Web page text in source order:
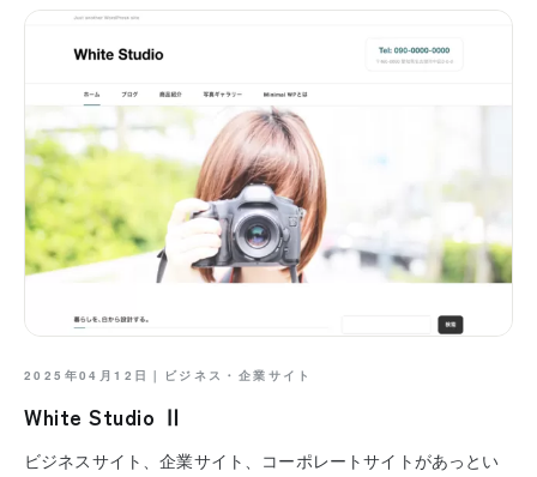
2025年04月12日｜ ビジネス・企業サイト
White Studio Ⅱ
ビジネスサイト、企業サイト、コーポレートサイトがあっとい